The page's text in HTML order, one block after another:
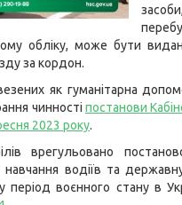
обліку, може бути
за кордон.
як гуманітарна
чинності постанови
2023 року.
врегульовано
навчання водіїв та
період воєнного стану в